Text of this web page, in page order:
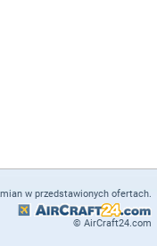
w przedstawionych ofertach.
© AirCraft24.com